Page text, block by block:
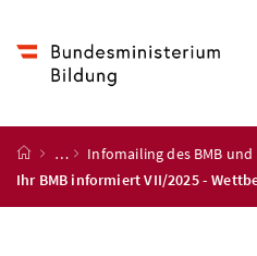
Startseite
…
Infomailing des BMB
Ihr BMB informiert VII/2025 -